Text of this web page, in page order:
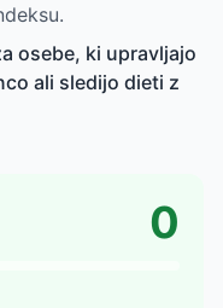
osebe, ki upravljajo
ali sledijo dieti z
0